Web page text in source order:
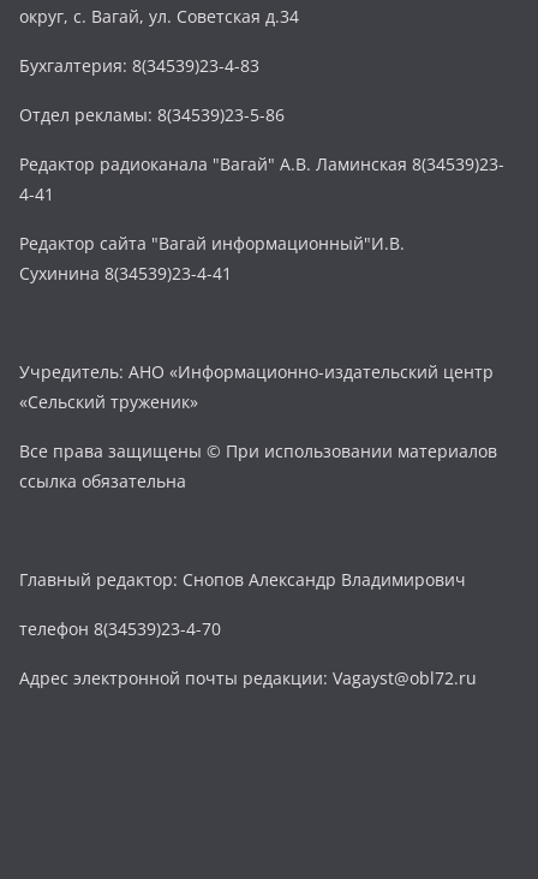
округ, с. Вагай, ул. Советская д.34
Бухгалтерия: 8(34539)23-4-83
Отдел рекламы: 8(34539)23-5-86
Редактор радиоканала "Вагай" А.В. Ламинская 8(34539)23-
4-41
Редактор сайта "Вагай информационный"И.В.
Сухинина 8(34539)23-4-41
Учредитель: АНО «Информационно-издательский центр
«Сельский труженик»
Все права защищены © При использовании материалов
ссылка обязательна
Главный редактор: Снопов Александр Владимирович
телефон 8(34539)23-4-70
Адрес электронной почты редакции: Vagayst@obl72.ru